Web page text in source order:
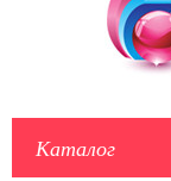
Каталог